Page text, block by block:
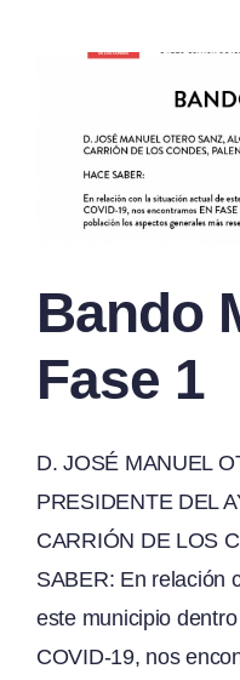
Bando
Fase 1
D. JOSÉ MANUEL
PRESIDENTE DEL
CARRIÓN DE LOS
SABER: En relación
este municipio
COVID-19, nos